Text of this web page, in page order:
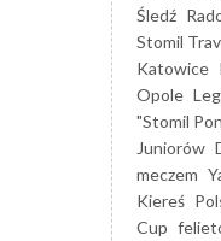
Śledź
Stomil
Katowice
Opole
"Stomil
Juniorów
meczem
Kiereś
Cup